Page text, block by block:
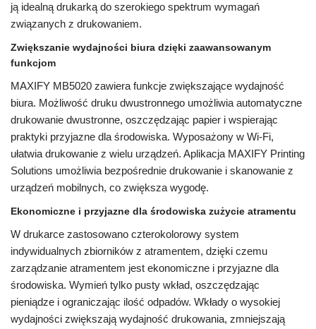
ją idealną drukarką do szerokiego spektrum wymagań
związanych z drukowaniem.
Zwiększanie wydajności biura dzięki zaawansowanym
funkcjom
MAXIFY MB5020 zawiera funkcje zwiększające wydajność
biura. Możliwość druku dwustronnego umożliwia automatyczne
drukowanie dwustronne, oszczędzając papier i wspierając
praktyki przyjazne dla środowiska. Wyposażony w Wi-Fi,
ułatwia drukowanie z wielu urządzeń. Aplikacja MAXIFY Printing
Solutions umożliwia bezpośrednie drukowanie i skanowanie z
urządzeń mobilnych, co zwiększa wygodę.
Ekonomiczne i przyjazne dla środowiska zużycie atramentu
W drukarce zastosowano czterokolorowy system
indywidualnych zbiorników z atramentem, dzięki czemu
zarządzanie atramentem jest ekonomiczne i przyjazne dla
środowiska. Wymień tylko pusty wkład, oszczędzając
pieniądze i ograniczając ilość odpadów. Wkłady o wysokiej
wydajności zwiększają wydajność drukowania, zmniejszają